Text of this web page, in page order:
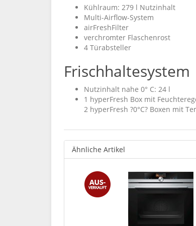
Kühlraum: 279 l Nutzinhalt
Multi-Airflow-System
airFreshFilter
verchromter Flaschenrost
4 Türabsteller
Frischhaltesystem
Nutzinhalt nahe 0° C: 24 l
1 hyperFresh Box mit
2 hyperFresh ?0°C? Boxen mit
Ähnliche Artikel